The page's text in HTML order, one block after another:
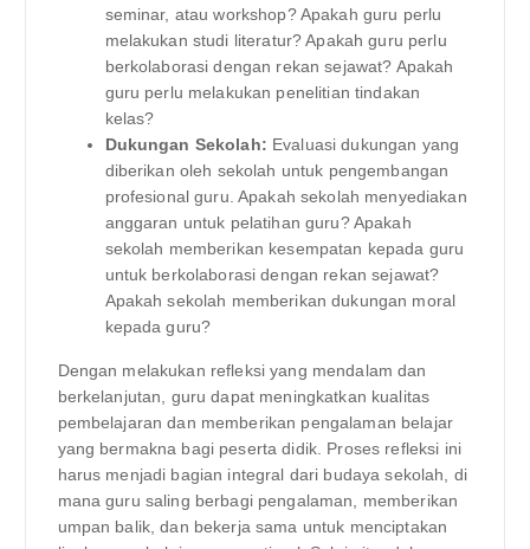
seminar, atau workshop? Apakah guru perlu
melakukan studi literatur? Apakah guru perlu
berkolaborasi dengan rekan sejawat? Apakah
guru perlu melakukan penelitian tindakan
kelas?
Dukungan Sekolah: Evaluasi dukungan yang
diberikan oleh sekolah untuk pengembangan
profesional guru. Apakah sekolah menyediakan
anggaran untuk pelatihan guru? Apakah
sekolah memberikan kesempatan kepada guru
untuk berkolaborasi dengan rekan sejawat?
Apakah sekolah memberikan dukungan moral
kepada guru?
Dengan melakukan refleksi yang mendalam dan
berkelanjutan, guru dapat meningkatkan kualitas
pembelajaran dan memberikan pengalaman belajar
yang bermakna bagi peserta didik. Proses refleksi ini
harus menjadi bagian integral dari budaya sekolah, di
mana guru saling berbagi pengalaman, memberikan
umpan balik, dan bekerja sama untuk menciptakan